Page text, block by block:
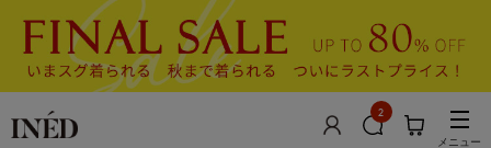
2
メニュー